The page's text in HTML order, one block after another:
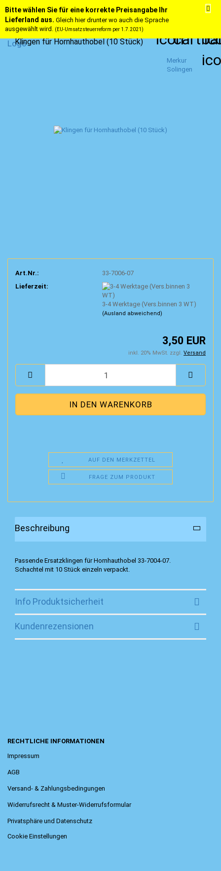
Bitte wählen Sie für eine korrekte Preisangabe Ihr
Lieferland aus. Gleich hier drunter wo auch die Sprache
ausgewählt wird. (EU-Umsatzsteuerreform per 1.7.2021)
Klingen für Hornhauthobel (10 Stück)
Merkur
Solingen
Art.Nr.:
33-7006-07
Lieferzeit:
3-4 Werktage (Vers.binnen 3 WT)
(Ausland abweichend)
3,50 EUR
inkl. 20% MwSt. zzgl. Versand
AUF DEN MERKZETTEL
FRAGE ZUM PRODUKT
Beschreibung
Passende Ersatzklingen für Hornhauthobel 33-7004-07.
Schachtel mit 10 Stück einzeln verpackt.
Info Produktsicherheit
Kundenrezensionen
RECHTLICHE INFORMATIONEN
Impressum
AGB
Versand- & Zahlungsbedingungen
Widerrufsrecht & Muster-Widerrufsformular
Privatsphäre und Datenschutz
Cookie Einstellungen